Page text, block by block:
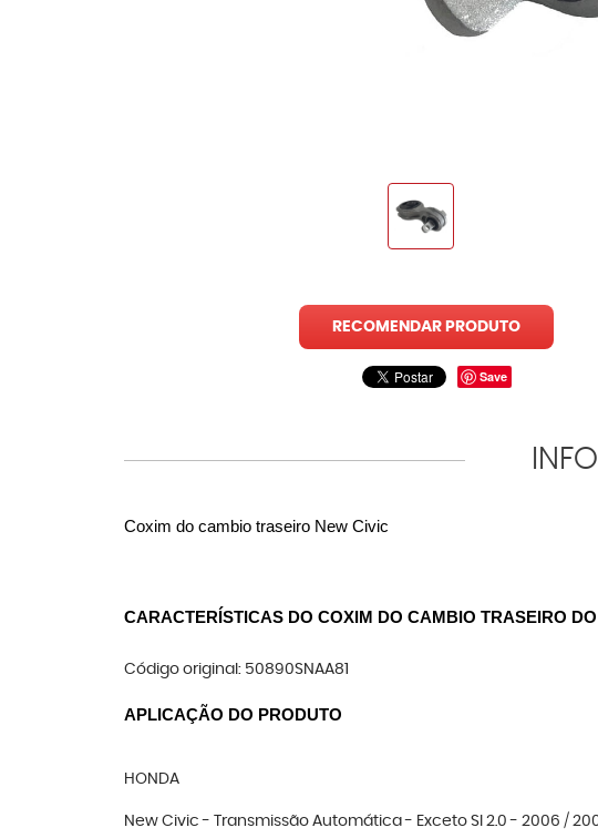
RECOMENDAR PRODUTO
Save
Coxim do cambio traseiro New Civic
CARACTERÍSTICAS DO COXIM DO CAMBIO TRASEIRO
Código original: 50890SNAA81
APLICAÇÃO DO PRODUTO
HONDA
New Civic - Transmissão Automática - Exceto SI 2.0 - 2006 /